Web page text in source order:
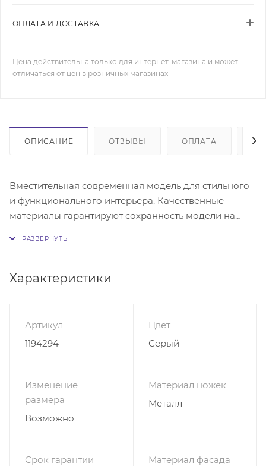
ОПЛАТА И ДОСТАВКА
Цена действительна только для интернет-магазина и может
отличаться от цен в розничных магазинах
ОПИСАНИЕ ОТЗЫВЫ ОПЛАТА
Вместительная современная модель для стильного
и функционального интерьера. Качественные
материалы гарантируют сохранность модели на
ПВХ(Графит). Комод:Двери распашные. Наполнение
выступающие части. Тумба: Дверь распашная, за
дверью 1 полка. 2 выдвижных ящика. Ящики
направляющие шариковые 100% полного
выдвижения. Открытие за выступающие части.
Характеристики
Артикул
1194294
Цвет
Серый
Изменение
размера
Возможно
Материал ножек
Металл
Срок гарантии
Материал фасада